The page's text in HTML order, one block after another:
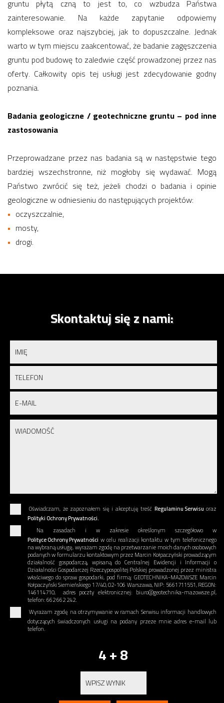
gruntu płytą czną to jest to, co wzbudza Państwa
zainteresowanie. Na każde zapytanie odpowiemy
kompleksowe oraz najszybciej, jak to dopuszczalne. Jednak
warto w tym miejscu zaakcentować, że badanie zagęszczenia
gruntu pod budowę to zaledwie część prowadzonej przez nas
oferty. Całkowity opis tej usługi jest zdecydowanie godny
poznania.
Badania geologiczne / geotechniczne gruntu – pod inne
zastosowania
Przeprowadzane przez nas badania są w następstwie tego
bardziej wszechstronne, niż mogłoby się wydawać. Mogą
Państwo zwrócić się też, jeżeli chodzi o badania i opinie
geologiczne w odniesieniu do następujących projektów:
oczyszczalnie,
mosty,
drogi.
Skontaktuj się z nami:
Oświadczam, że zapoznałem się i akceptuję treść Regulaminu Serwisu oraz
Polityki Ochrony Prywatności.
Na zasadach i w zakresie określonym szczegółowo w
Polityce Ochrony Prywatności w celu realizacji kontaktu w tym telefonicznego
na wybraną usługę, wyrażam zgodę na przetwarzanie moich danych osobowych
podanych w formularzu kontaktowym przez Marcin Kołpaczyński prowadzącym
działalność gospodarczą, wpisaną do Centralnej Ewidencji i Informacji o
Działalności Gospodarczej Rzeczypospolitej Polskiej prowadzonej przez ministra
właściwego do spraw gospodarki, pod firmą: GEOTECHNIKA-MAZOWSZE Marcin
Kołpaczyński Siemieńskiego 17/40, 02-106 Warszawa, NIP: 5661711551, REGON:
146114710, adres poczty elektronicznej: biuro@geotechnika-mazowsze.pl,
telefon: 662 662 242.
Wyrażam zgodę na otrzymywanie w ramach Serwisu informacji handlowych
dotyczących świadczonych usługi na podany przeze mnie adres e-mail lub
telefon.
4 + 8